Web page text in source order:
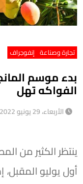
تجارة وصناعة إنفوجراف
بدء موسم
الفواكه تهل
الأربعاء، 29 يونيو 2022 12:47 م
ينتظر الكثير من
أول يوليو